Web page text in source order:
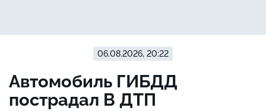
06.08.2026, 20:22
Автомобиль ГИБДД
пострадал В ДТП